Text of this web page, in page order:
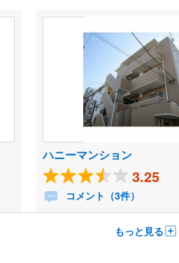
ハニーマンション
3.25
コメント（3件）
もっと見る